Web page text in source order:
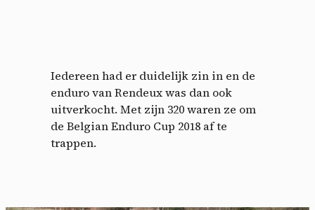
Iedereen had er duidelijk zin in en de
enduro van Rendeux was dan ook
uitverkocht. Met zijn 320 waren ze om
de Belgian Enduro Cup 2018 af te
trappen.